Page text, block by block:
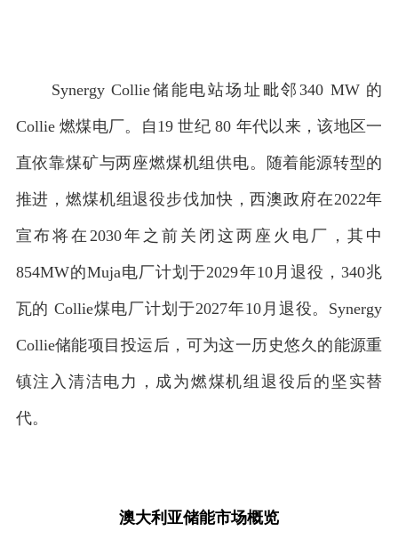
Synergy Collie储能电站场址毗邻340 MW 的
Collie 燃煤电厂。自19 世纪 80 年代以来，该地区一
直依靠煤矿与两座燃煤机组供电。随着能源转型的
推进，燃煤机组退役步伐加快，西澳政府在2022年
宣布将在2030年之前关闭这两座火电厂，其中
854MW的Muja电厂计划于2029年10月退役，340兆
瓦的 Collie煤电厂计划于2027年10月退役。Synergy
Collie储能项目投运后，可为这一历史悠久的能源重
镇注入清洁电力，成为燃煤机组退役后的坚实替
代。
澳大利亚储能市场概览